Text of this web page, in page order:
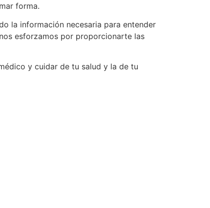
forma.
la información necesaria para entender
esforzamos por proporcionarte las
y cuidar de tu salud y la de tu